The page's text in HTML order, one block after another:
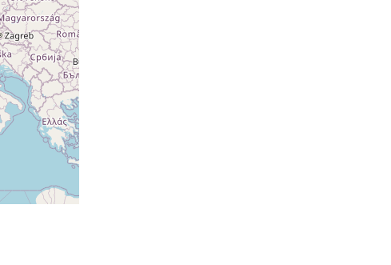
rezervovat
rezervovat
rezervovat
rezervovat